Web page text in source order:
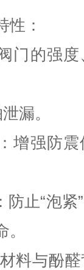
性：
门的强
漏。
增强防
止“泡
。
料与酚